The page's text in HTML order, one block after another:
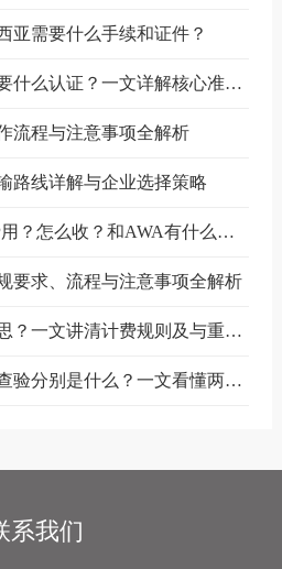
亚需要什么手续和证件？
出口哈萨克斯坦需要什么认证？一文详解核心准入要求
流程与注意事项全解析
路线详解与企业选择策略
空运AWC是什么费用？怎么收？和AWA有什么区别？
要求、流程与注意事项全解析
空运平货是什么意思？一文讲清计费规则及与重货、泡货的区别
属地查验和目的地查验分别是什么？一文看懂两者区别
系我们